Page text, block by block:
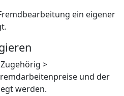
ein eigener
>
und der
werden.